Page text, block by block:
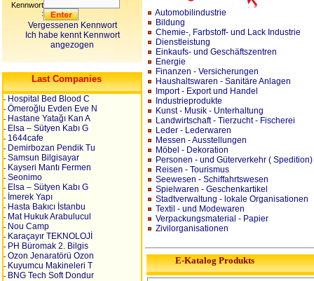
Kennwort
:
Vergessenen Kennwort
Ich habe kennt Kennwort
angezogen
Last Companies
- Hospital Bed Blood C
- Ömeroğlu Evden Eve N
- Hastane Yatağı Kan A
- Elsa – Sütyen Kabı G
- 1644cafe
- Demirbozan Pendik Tu
- Samsun Bilgisayar
- Kayseri Mantı Fermen
- Seonimo
- Elsa – Sütyen Kabı G
- İmerek Yapı
- Hasta Bakıcı İstanbu
- Mat Hukuk Arabulucul
- Nou Camp
- Karaçayır TEKNOLOJİ
- PH Büromak 2. Bilgis
- Ozon Jenaratörü Ozon
- Kuyumcu Makineleri T
- BNG Tech Soft Dondur
Automobilindustrie
Bildung
Chemie-, Farbstoff- und Lack Industrie
Dienstleistung
Einkaufs- und Geschäftszentren
Energie
Finanzen - Versicherungen
Haushaltswaren - Sanitäre Anlagen
Import - Export und Handel
Industrieprodukte
Kunst - Musik - Unterhaltung
Landwirtschaft - Tierzucht - Fischerei
Leder - Lederwaren
Messen - Ausstellungen
Möbel - Dekoration
Personen - und Güterverkehr ( Spedition)
Reisen - Tourismus
Seewesen - Schiffahrtswesen
Spielwaren - Geschenkartikel
Stadtverwaltung - lokale Organisationen
Textil - und Modewaren
Verpackungsmaterial - Papier
Zivilorganisationen
E-Katalog Produkts